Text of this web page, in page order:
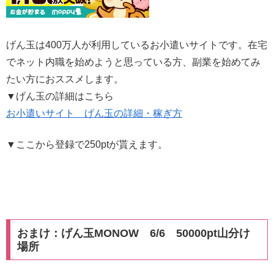
げん玉は400万人が利用しているお小遣いサイトです。在宅
でネット内職を始めようと思っている方、副業を始めてみ
たい方におススメします。
▼げん玉の詳細はこちら
お小遣いサイト げん玉の詳細・稼ぎ方
▼ここから登録で250ptが貰えます。
おまけ：げん玉MONOW 6/6 50000pt山分け
場所